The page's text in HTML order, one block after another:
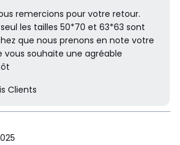
remercions pour votre retour.
les tailles 50*70 et 63*63 sont
que nous prenons en note votre
vous souhaite une agréable
Clients